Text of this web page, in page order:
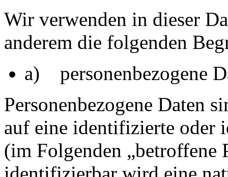
Wir verwenden in dieser
anderem die folgenden
a) personenbezogene
Personenbezogene Daten
auf eine identifizierte oder
(im Folgenden „betroffene